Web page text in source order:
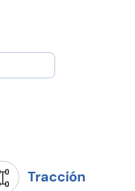
Tracción